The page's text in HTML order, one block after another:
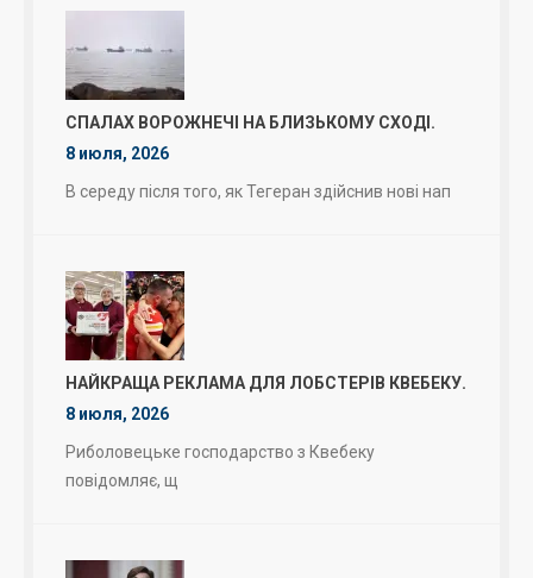
СПАЛАХ ВОРОЖНЕЧІ НА БЛИЗЬКОМУ СХОДІ.
8 июля, 2026
В середу після того, як Тегеран здійснив нові нап
НАЙКРАЩА РЕКЛАМА ДЛЯ ЛОБСТЕРІВ КВЕБЕКУ.
8 июля, 2026
Риболовецьке господарство з Квебеку
повідомляє, щ